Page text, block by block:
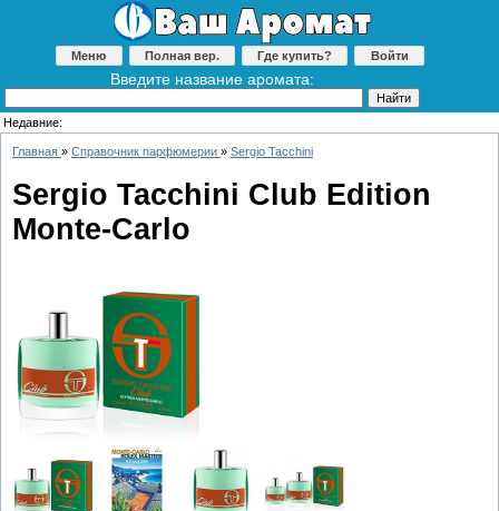
Меню Полная вер. Где купить? Войти
Введите название аромата:
Недавние:
Главная » Справочник парфюмерии » Sergio Tacchini
Sergio Tacchini Club Edition
Monte-Carlo